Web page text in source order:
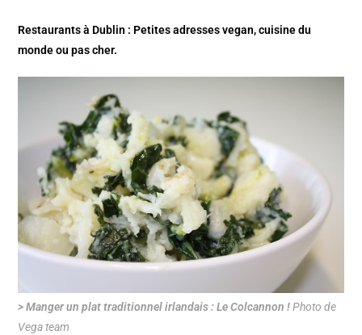
Restaurants à Dublin : Petites adresses vegan, cuisine du
monde ou pas cher.
> Manger un plat traditionnel irlandais : Le Colcannon !Photo de
Vega team